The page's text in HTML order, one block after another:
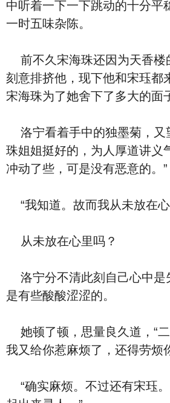
中听着一下一下跳动的十分平
一时五味杂陈。
前不久宋海珠还因为天香楼
刻意排挤他，现下他和宋珏都
宋海珠为了她舍下了多大的面
洛宁看着手中的独墨菊，又
珠姐姐挺好的，为人厚道讲义
冲动了些，可是没有恶意的。”
“我知道。故而我从未放在心
从未放在心里吗？
洛宁分不清此刻自己心中是
是有些酸酸涩涩的。
她顿了顿，思量良久道，“二
我又给你惹麻烦了，还得劳烦
“确实麻烦。不过还有宋珏